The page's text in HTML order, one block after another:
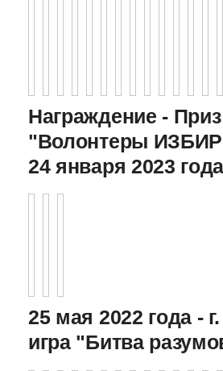
Награждение -
"Волонтеры
24 января 2023 года
25 мая 2022 года -
игра "Битва